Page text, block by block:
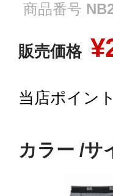
商品番号
販売価格 ¥
カラー サ